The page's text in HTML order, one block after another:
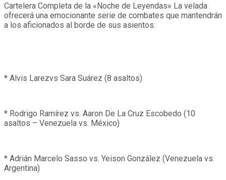
Cartelera Completa de la «Noche de Leyendas» La velada
ofrecerá una emocionante serie de combates que mantendrán
a los aficionados al borde de sus asientos:
* Alvis Larezvs Sara Suárez (8 asaltos)
* Rodrigo Ramírez vs. Aaron De La Cruz Escobedo (10
asaltos – Venezuela vs. México)
* Adrián Marcelo Sasso vs. Yeison González (Venezuela vs.
Argentina)